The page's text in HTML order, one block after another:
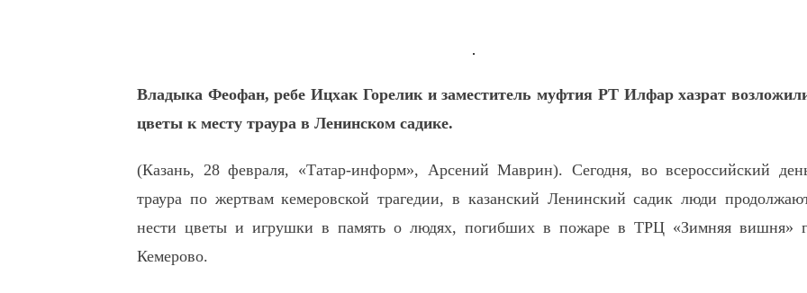
Владыка Феофан, ребе Ицхак Горелик и заместитель муфтия РТ Илфар хазрат
цветы к месту траура в Ленинском садике.
(Казань, 28 февраля, «Татар-информ», Арсений Маврин). Сегодня, во всероссийский
траура по жертвам кемеровской трагедии, в казанский Ленинский садик люди
нести цветы и игрушки в память о людях, погибших в пожаре в ТРЦ «Зимняя вишня»
Кемерово.